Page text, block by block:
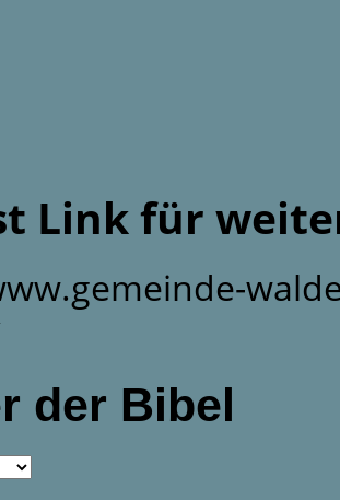
Link für
der Bibel